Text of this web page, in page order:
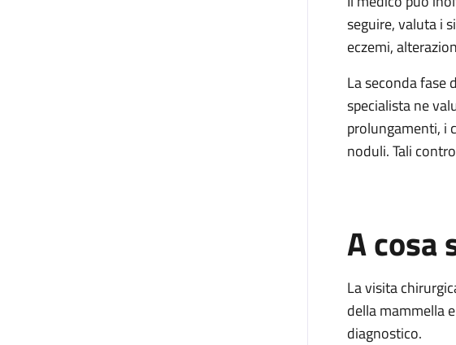
seguire, valuta i
eczemi,
La seconda fase
specialista ne
prolungamenti, i
noduli. Tali
A cosa
La visita
della mammella
diagnostico.